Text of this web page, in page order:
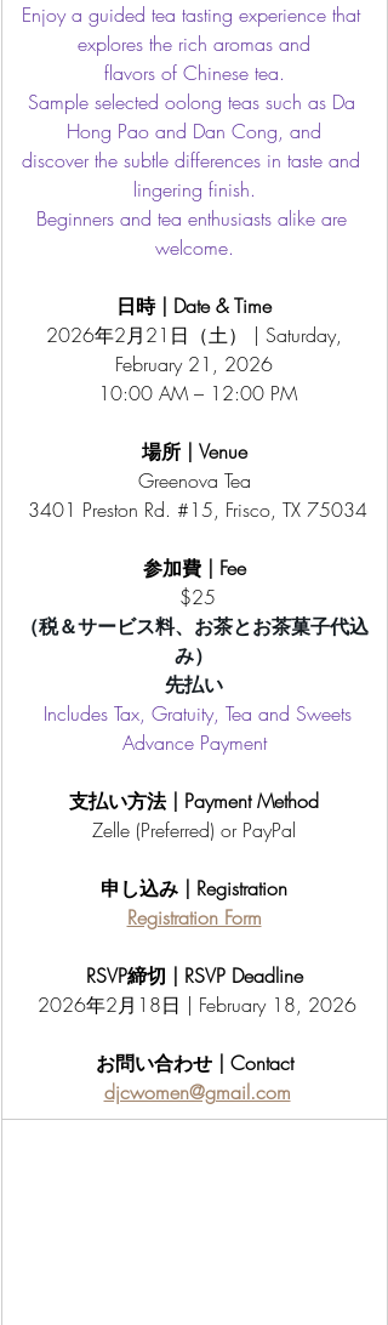
Enjoy a guided tea tasting experience that
explores the rich aromas and
flavors of Chinese tea.
Sample selected oolong teas such as Da
Hong Pao and Dan Cong, and
discover the subtle differences in taste and
lingering finish.
Beginners and tea enthusiasts alike are
welcome.
日時 | Date & Time
2026年2月21日（土） | Saturday,
February 21, 2026
10:00 AM – 12:00 PM
場所 | Venue
Greenova Tea
3401 Preston Rd. #15, Frisco, TX 75034
参加費 | Fee
$25
（税＆サービス料、お茶とお茶菓子代込
み）
先払い
Includes Tax, Gratuity, Tea and Sweets
Advance Payment
支払い方法 | Payment Method
Zelle (Preferred) or PayPal
申し込み | Registration
Registration Form
RSVP締切 | RSVP Deadline
2026年2月18日 | February 18, 2026
お問い合わせ | Contact
djcwomen@gmail.com